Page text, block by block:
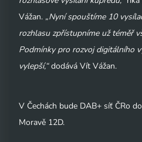
Vážan. „Nyní spouštíme 10
rozhlasu zpřístupníme už téměř
Podmínky pro rozvoj digitálního
vylepší,“dodává Vít Vážan.
V Čechách bude DAB+ síť ČRo
Moravě 12D.